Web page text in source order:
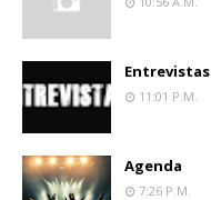
Entrevistas
11:01 P.m.
Agenda
7:26 P.m.